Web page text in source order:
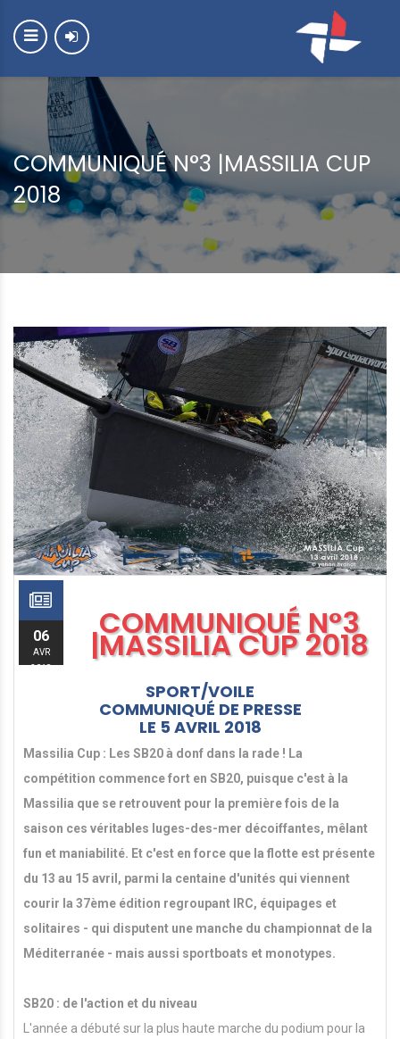
COMMUNIQUÉ N°3 |MASSILIA CUP
2018
06
AVR
COMMUNIQUÉ N°3
|MASSILIA CUP 2018
SPORT/VOILE
COMMUNIQUÉ DE PRESSE
LE 5 AVRIL 2018
Massilia Cup : Les SB20 à donf dans la rade ! La
compétition commence fort en SB20, puisque c'est à la
Massilia que se retrouvent pour la première fois de la
saison ces véritables luges-des-mer décoiffantes, mêlant
fun et maniabilité. Et c'est en force que la flotte est présente
du 13 au 15 avril, parmi la centaine d'unités qui viennent
courir la 37ème édition regroupant IRC, équipages et
solitaires - qui disputent une manche du championnat de la
Méditerranée - mais aussi sportboats et monotypes.
SB20 : de l'action et du niveau
L'année a débuté sur la plus haute marche du podium pour la